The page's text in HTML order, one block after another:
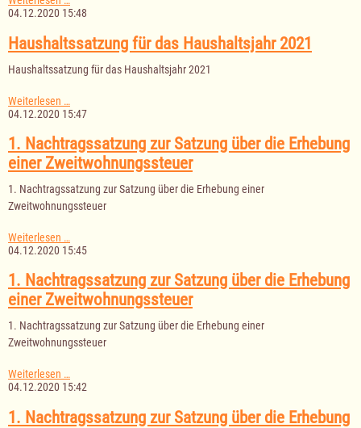
der
am
14.12.2020
04.12.2020 15:48
Haushaltssatzung für das Haushaltsjahr 2021
Haushaltssatzung für das Haushaltsjahr 2021
Weiterlesen …
für
Haushaltsjahr
2021
04.12.2020 15:47
1. Nachtragssatzung zur Satzung über die Erhebung
einer Zweitwohnungssteuer
1. Nachtragssatzung zur Satzung über die Erhebung einer
Zweitwohnungssteuer
Weiterlesen …
Nachtragssatzung
Satzung
über
die
einer
Zweitwohnungssteuer
04.12.2020 15:45
1. Nachtragssatzung zur Satzung über die Erhebung
einer Zweitwohnungssteuer
1. Nachtragssatzung zur Satzung über die Erhebung einer
Zweitwohnungssteuer
Weiterlesen …1.
Nachtragssatzung
Satzung
über
04.12.2020 15:42
1. Nachtragssatzung zur Satzung über die Erhebung